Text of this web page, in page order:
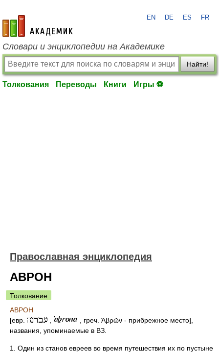
academic.ru
EN DE ES FR
Словари и энциклопедии на Академике
Найти!
Толкования Переводы Книги Игры ⚽
Православная энциклопедия
АВРОН
Толкование
АВРОН
[евр.
, греч. ̓Αβρῶν - прибрежное место],
названия, упоминаемые в ВЗ.
1. Один из станов евреев во время путешествия их по пустыне